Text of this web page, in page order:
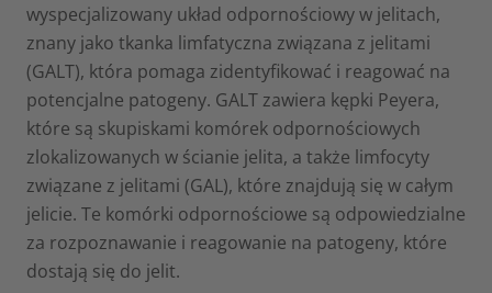
wyspecjalizowany układ odpornościowy w jelitach,
znany jako tkanka limfatyczna związana z jelitami
(GALT), która pomaga zidentyfikować i reagować na
potencjalne patogeny. GALT zawiera kępki Peyera,
które są skupiskami komórek odpornościowych
zlokalizowanych w ścianie jelita, a także limfocyty
związane z jelitami (GAL), które znajdują się w całym
jelicie. Te komórki odpornościowe są odpowiedzialne
za rozpoznawanie i reagowanie na patogeny, które
dostają się do jelit.